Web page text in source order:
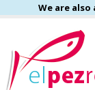
We are